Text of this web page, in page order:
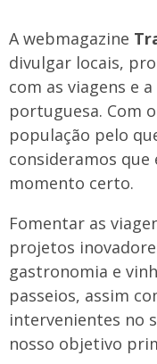
A webmagazine
divulgar locais,
com as viagens e
portuguesa. Com
população pelo
consideramos
momento certo.
Fomentar as
projetos
gastronomia e
passeios, assim
intervenientes no
nosso objetivo